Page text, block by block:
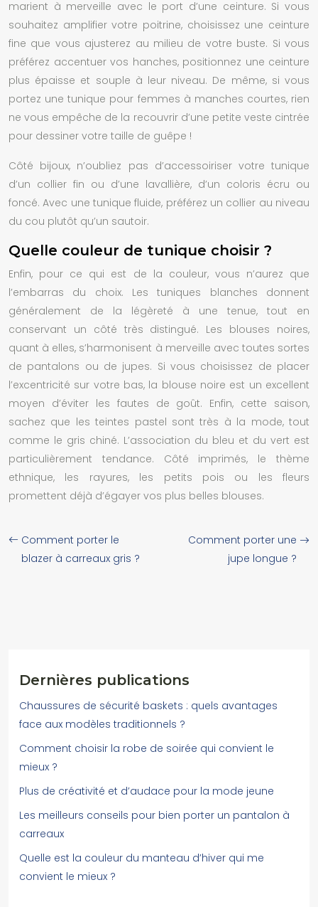
marient à merveille avec le port d’une ceinture. Si vous
souhaitez amplifier votre poitrine, choisissez une ceinture
fine que vous ajusterez au milieu de votre buste. Si vous
préférez accentuer vos hanches, positionnez une ceinture
plus épaisse et souple à leur niveau. De même, si vous
portez une tunique pour femmes à manches courtes, rien
ne vous empêche de la recouvrir d’une petite veste cintrée
pour dessiner votre taille de guêpe !
Côté bijoux, n’oubliez pas d’accessoiriser votre tunique
d’un collier fin ou d’une lavallière, d’un coloris écru ou
foncé. Avec une tunique fluide, préférez un collier au niveau
du cou plutôt qu’un sautoir.
Quelle couleur de tunique choisir ?
Enfin, pour ce qui est de la couleur, vous n’aurez que
l’embarras du choix. Les tuniques blanches donnent
généralement de la légèreté à une tenue, tout en
conservant un côté très distingué. Les blouses noires,
quant à elles, s’harmonisent à merveille avec toutes sortes
de pantalons ou de jupes. Si vous choisissez de placer
l’excentricité sur votre bas, la blouse noire est un excellent
moyen d’éviter les fautes de goût. Enfin, cette saison,
sachez que les teintes pastel sont très à la mode, tout
comme le gris chiné. L’association du bleu et du vert est
particulièrement tendance. Côté imprimés, le thème
ethnique, les rayures, les petits pois ou les fleurs
promettent déjà d’égayer vos plus belles blouses.
Comment porter le
blazer à carreaux gris ?
Comment porter une
jupe longue ?
Dernières publications
Chaussures de sécurité baskets : quels avantages
face aux modèles traditionnels ?
Comment choisir la robe de soirée qui convient le
mieux ?
Plus de créativité et d’audace pour la mode jeune
Les meilleurs conseils pour bien porter un pantalon à
carreaux
Quelle est la couleur du manteau d’hiver qui me
convient le mieux ?